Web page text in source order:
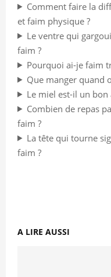
Comment faire la
et faim physique ?
Le ventre qui
faim ?
Pourquoi ai-je faim
Que manger quand
Le miel est-il un
Combien de repas
faim ?
La tête qui tourne
faim ?
A LIRE AUSSI